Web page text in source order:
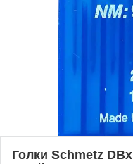
Голки Schmetz